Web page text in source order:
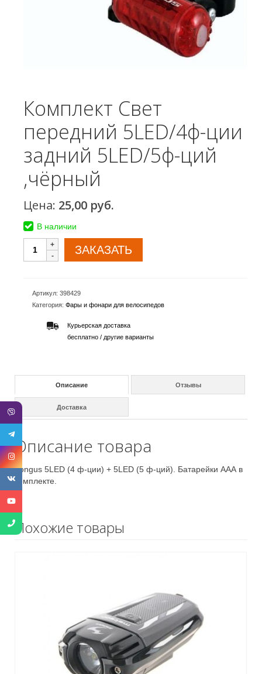
Комплект Свет
передний 5LED/4ф-ции
задний 5LED/5ф-ций
,чёрный
Цена: 25,00 руб.
В наличии
ЗАКАЗАТЬ
Артикул: 398429
Категория: Фары и фонари для велосипедов
Курьерская доставка
бесплатно / другие варианты
Описание Отзывы
Доставка
Описание товара
Longus 5LED (4 ф-ции) + 5LED (5 ф-ций). Батарейки ААА в
комплекте.
Похожие товары